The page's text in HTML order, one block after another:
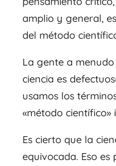
amplio y general,
del método
La gente a
ciencia es
usamos los
«método científico»
Es cierto que la
equivocada. Eso es